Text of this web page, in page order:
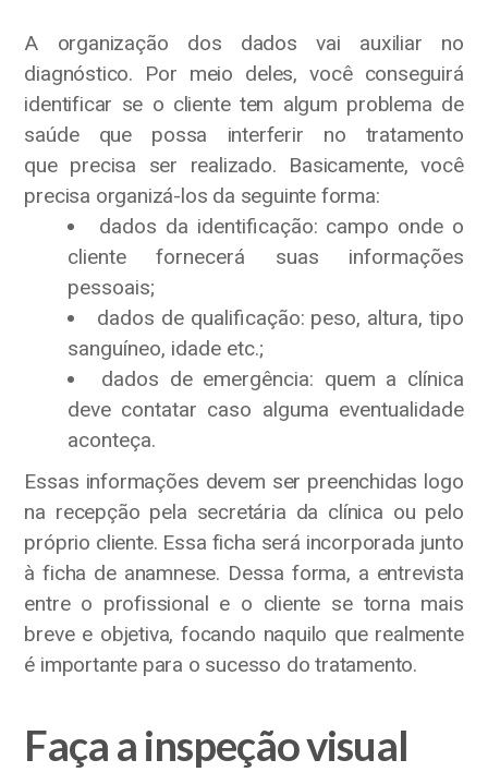
A organização dos dados vai auxiliar no
diagnóstico. Por meio deles, você conseguirá
identificar se o cliente tem algum problema de
saúde que possa interferir no tratamento
que precisa ser realizado. Basicamente, você
precisa organizá-los da seguinte forma:
dados da identificação: campo onde o
cliente fornecerá suas informações
pessoais;
dados de qualificação: peso, altura, tipo
sanguíneo, idade etc.;
dados de emergência: quem a clínica
deve contatar caso alguma eventualidade
aconteça.
Essas informações devem ser preenchidas logo
na recepção pela secretária da clínica ou pelo
próprio cliente. Essa ficha será incorporada junto
à ficha de anamnese. Dessa forma, a entrevista
entre o profissional e o cliente se torna mais
breve e objetiva, focando naquilo que realmente
é importante para o sucesso do tratamento.
Faça a inspeção visual